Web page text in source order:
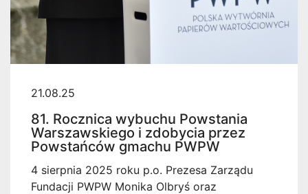
21.08.25
81. Rocznica wybuchu Powstania
Warszawskiego i zdobycia przez
Powstańców gmachu PWPW
4 sierpnia 2025 roku p.o. Prezesa Zarządu
Fundacji PWPW Monika Olbryś oraz